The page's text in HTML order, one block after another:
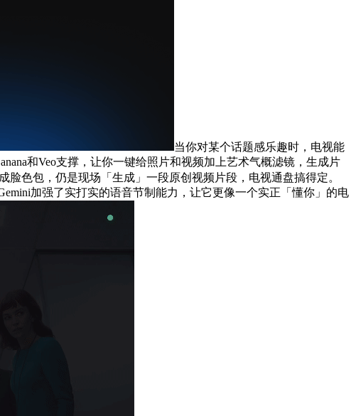
当你对某个话题感乐趣时，电视能
和Veo支撑，让你一键给照片和视频加上艺术气概滤镜，生成片
色包，仍是现场「生成」一段原创视频片段，电视通盘搞得定。
加强了实打实的语音节制能力，让它更像一个实正「懂你」的电